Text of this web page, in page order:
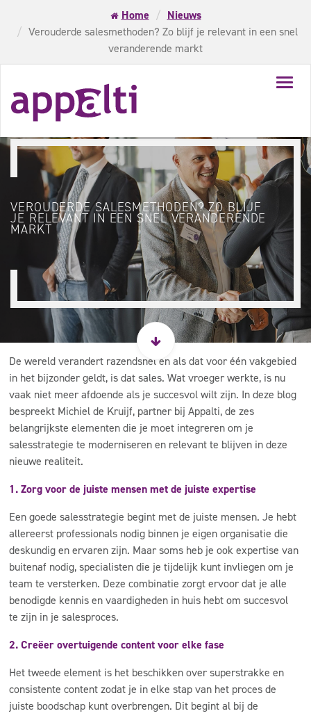
Home
Nieuws
Verouderde salesmethoden? Zo blijf je relevant in een snel
veranderende markt
VEROUDERDE SALESMETHODEN? ZO BLIJF
JE RELEVANT IN EEN SNEL VERANDERENDE
MARKT
De wereld verandert razendsnel en als dat voor één vakgebied
in het bijzonder geldt, is dat sales. Wat vroeger werkte, is nu
vaak niet meer afdoende als je succesvol wilt zijn. In deze blog
bespreekt Michiel de Kruijf, partner bij Appalti, de zes
belangrijkste elementen die je moet integreren om je
salesstrategie te moderniseren en relevant te blijven in deze
nieuwe realiteit.
1. Zorg voor de juiste mensen met de juiste expertise
Een goede salesstrategie begint met de juiste mensen. Je hebt
allereerst professionals nodig binnen je eigen organisatie die
deskundig en ervaren zijn. Maar soms heb je ook expertise van
buitenaf nodig, specialisten die je tijdelijk kunt invliegen om je
team te versterken. Deze combinatie zorgt ervoor dat je alle
benodigde kennis en vaardigheden in huis hebt om succesvol
te zijn in je salesproces.
2. Creëer overtuigende content voor elke fase
Het tweede element is het beschikken over superstrakke en
consistente content zodat je in elke stap van het proces de
juiste boodschap kunt overbrengen. Dit begint al bij de